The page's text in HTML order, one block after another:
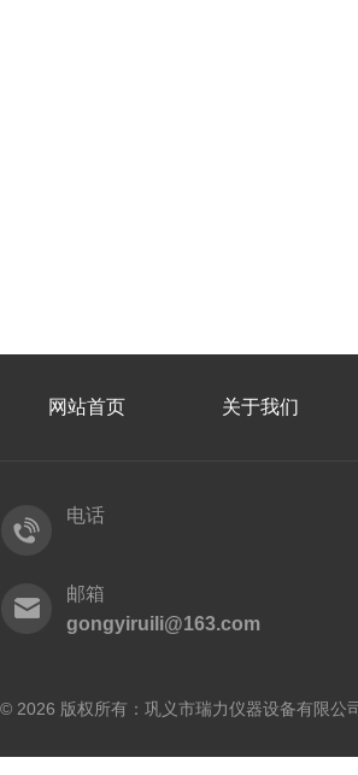
网站首页 关于我们
电话
邮箱
gongyiruili@163.com
© 2026 版权所有：巩义市瑞力仪器设备有限公